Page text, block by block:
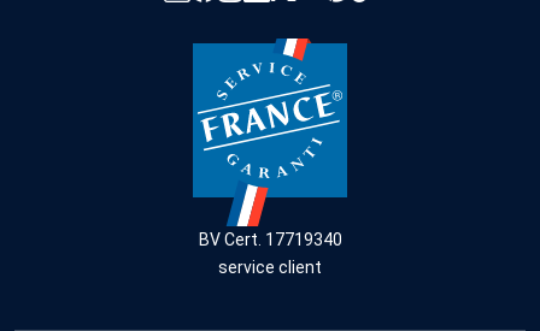
BV Cert. 17719340
service client